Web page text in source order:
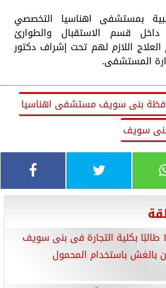
بمستشفى اهناسيا التخصصي
داخل قسم الاستقبال والطوارئ
اللازم لهم تحت إشراف دكتور
المستشفى.
بنى سويف مستشفى اهناسيا
سويف
ضبط 11 طالبًا بكلية التجارة فى بنى سويف
بالغش باستخدام المحمول